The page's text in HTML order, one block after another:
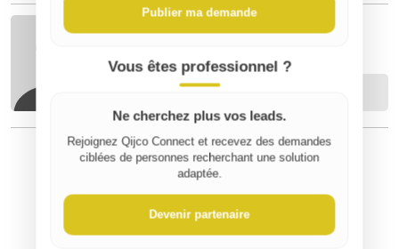
⚠️ Signaler un contenu inapproprié
Publier ma demande
Vous êtes professionnel ?
Ne cherchez plus vos leads.
Rejoignez Qijco Connect et recevez des demandes
ciblées de personnes recherchant une solution
adaptée.
Devenir partenaire